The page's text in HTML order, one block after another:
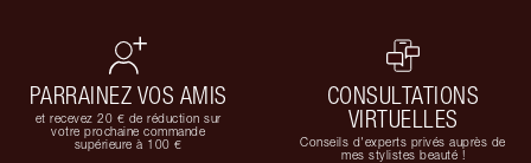
PARRAINEZ VOS AMIS
et recevez 20 € de réduction sur
votre prochaine commande
supérieure à 100 €
CONSULTATIONS
VIRTUELLES
Conseils d'experts privés auprès de
mes stylistes beauté !